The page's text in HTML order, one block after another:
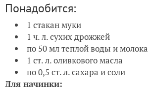
Понадобится:
1 стакан муки
1 ч. л. сухих дрожжей
по 50 мл теплой воды и молока
1 ст. л. оливкового масла
по 0,5 ст. л. сахара и соли
Для начинки: